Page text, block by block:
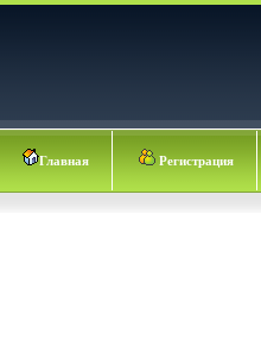
Главная Регистрация